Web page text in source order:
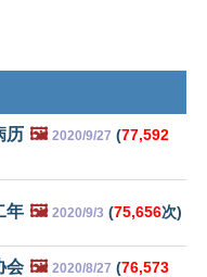
历 🖼️ 2020/9/27 (77,592
年 🖼️ 2020/9/3 (75,656次)
会 🖼️ 2020/8/27 (76,573